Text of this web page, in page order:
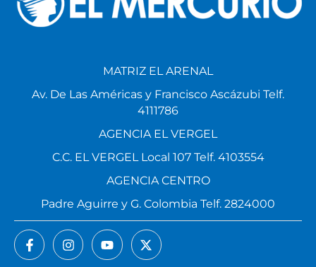
MATRIZ EL ARENAL
Av. De Las Américas y Francisco Ascázubi Telf.
4111786
AGENCIA EL VERGEL
C.C. EL VERGEL Local 107 Telf. 4103554
AGENCIA CENTRO
Padre Aguirre y G. Colombia Telf. 2824000